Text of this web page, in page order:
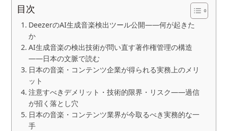
目次
DeezerのAI生成音楽検出ツール公開——何が起きた
か
AI生成音楽の検出技術が問い直す著作権管理の構造
——日本の文脈で読む
日本の音楽・コンテンツ企業が得られる実務上のメリ
ット
注意すべきデメリット・技術的限界・リスク——過信
が招く落とし穴
日本の音楽・コンテンツ業界が今取るべき実務的な一
手